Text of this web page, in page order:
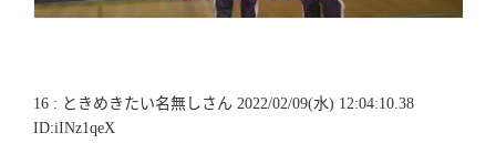
16 : ときめきたい名無しさん 2022/02/09(水) 12:04:10.38
ID:iINz1qeX